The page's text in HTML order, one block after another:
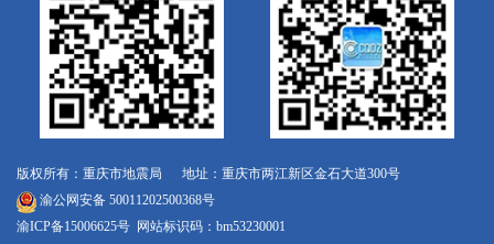
版权所有：重庆市地震局 地址：重庆市两江新区金石大道300号
渝公网安备 50011202500368号
渝ICP备15006625号 网站标识码：bm53230001